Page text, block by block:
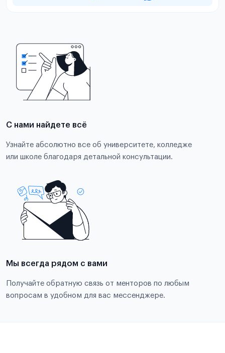
С нами найдете всё
Узнайте абсолютно все об университете, колледже
или школе благодаря детальной консультации.
Мы всегда рядом с вами
Получайте обратную связь от менторов по любым
вопросам в удобном для вас мессенджере.